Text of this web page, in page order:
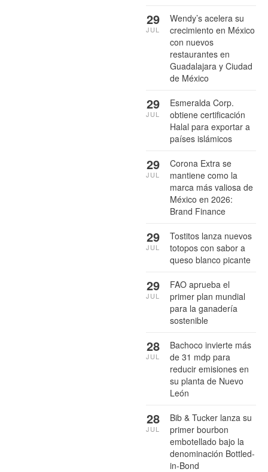
Wendy’s acelera su
crecimiento en México
con nuevos
restaurantes en
Guadalajara y Ciudad
de México
29
JUL
Esmeralda Corp.
obtiene certificación
Halal para exportar a
países islámicos
29
JUL
Corona Extra se
mantiene como la
marca más valiosa de
México en 2026:
Brand Finance
29
JUL
Tostitos lanza nuevos
totopos con sabor a
queso blanco picante
29
JUL
FAO aprueba el
primer plan mundial
para la ganadería
sostenible
29
JUL
Bachoco invierte más
de 31 mdp para
reducir emisiones en
su planta de Nuevo
León
28
JUL
Bib & Tucker lanza su
primer bourbon
embotellado bajo la
denominación Bottled-
in-Bond
28
JUL